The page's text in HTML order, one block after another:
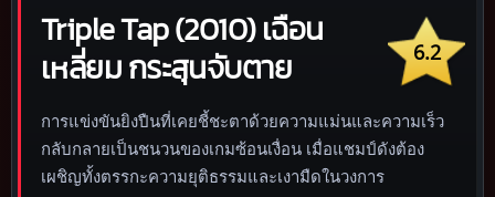
6.2
Triple Tap (2010) เฉือน
เหลี่ยม กระสุนจับตาย
การแข่งขันยิงปืนที่เคยชี้ชะตาด้วยความแม่นและความเร็ว
กลับกลายเป็นชนวนของเกมซ้อนเงื่อน เมื่อแชมป์ดังต้อง
เผชิญทั้งตรรกะความยุติธรรมและเงามืดในวงการ